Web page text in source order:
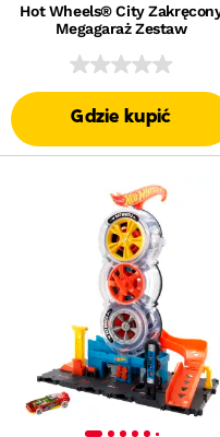
Hot Wheels® City
Megagaraż Zestaw
Gdzie kupić